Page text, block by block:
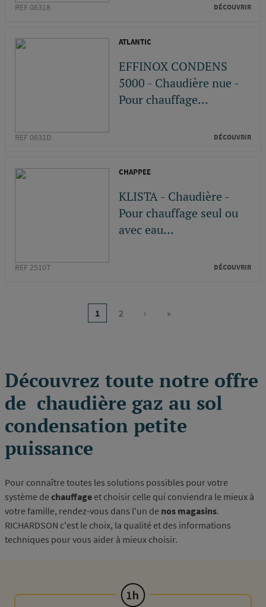
REF 06318 DÉCOUVRIR
ATLANTIC
EFFINOX CONDENS
5000 - Chaudière nue -
Pour chauffage...
REF 0631D DÉCOUVRIR
CHAPPEE
KLISTA - Chaudière -
Pour chauffage seul ou
avec eau...
REF 25107 DÉCOUVRIR
Page
1 Page
2
Page
›
Dernière
»
Découvrez toute notre offre
de chaudière gaz au sol
condensation petite
puissance
Pour connaître toutes les solutions possibles pour votre
système dechauffage et choisir celle qui conviendra le mieux à
votre famille, rendez-vous dans l'un de nos magasins.
RICHARDSON c'est le choix, la qualité et des informations
techniques pour vous aider à mieux choisir.